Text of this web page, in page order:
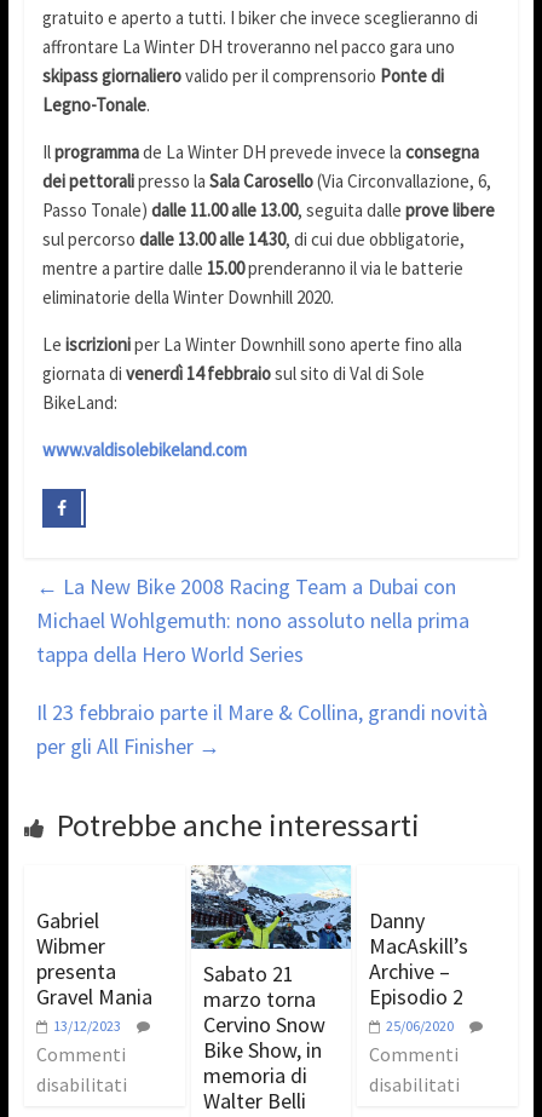
gratuito e aperto a tutti. I biker che invece sceglieranno di
affrontare La Winter DH troveranno nel pacco gara uno
skipass giornalierovalido per il comprensorio Ponte di
Legno-Tonale.
Ilprogrammade La Winter DH prevede invece la consegna
dei pettoralipresso la Sala Carosello(Via Circonvallazione, 6,
Passo Tonale) dalle 11.00 alle 13.00, seguita dalle prove libere
sul percorso dalle 13.00 alle 14.30, di cui due obbligatorie,
mentre a partire dalle 15.00prenderanno il via le batterie
eliminatorie della Winter Downhill 2020.
Le iscrizioniper La Winter Downhill sono aperte fino alla
giornata di venerdì 14 febbraiosul sito di Val di Sole
BikeLand:
www.valdisolebikeland.com
← La New Bike 2008 Racing Team a Dubai con
Michael Wohlgemuth: nono assoluto nella prima
tappa della Hero World Series
Il 23 febbraio parte il Mare & Collina, grandi novità
per gli All Finisher →
Potrebbe anche interessarti
Gabriel
Wibmer
presenta
Gravel Mania
13/12/2023
Commenti
disabilitati
Sabato 21
marzo torna
Cervino Snow
Bike Show, in
memoria di
Walter Belli
Danny
MacAskill’s
Archive –
Episodio 2
25/06/2020
Commenti
disabilitati